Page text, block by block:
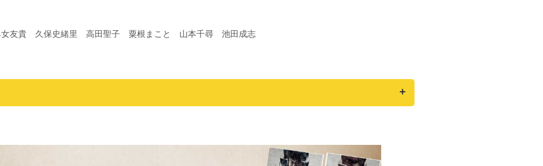
友貴 久保史緒里 高田聖子 粟根まこと 山本千尋 池田成志